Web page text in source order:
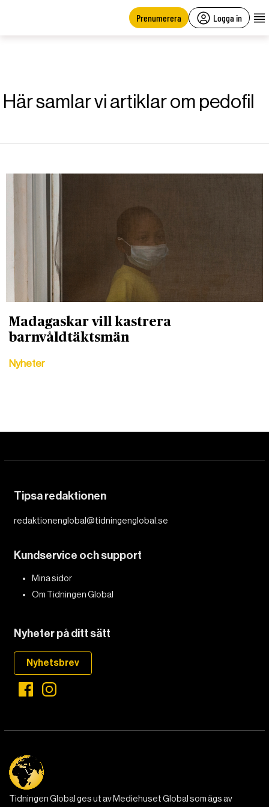
Prenumerera Logga in
Här samlar vi artiklar om pedofil
Madagaskar vill kastrera
barnvåldtäktsmän
Nyheter
Tipsa redaktionen
redaktionenglobal@tidningenglobal.se
Kundservice och support
Mina sidor
Om Tidningen Global
Nyheter på ditt sätt
Nyhetsbrev
Tidningen Global ges ut av Mediehuset Global som ägs av